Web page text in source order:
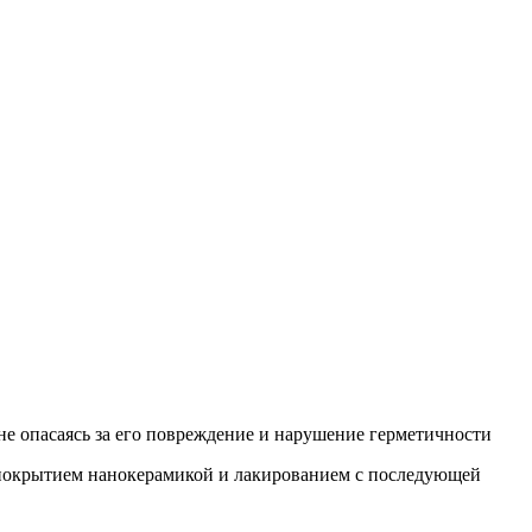
за его повреждение и нарушение герметичности
нанокерамикой и лакированием с последующей